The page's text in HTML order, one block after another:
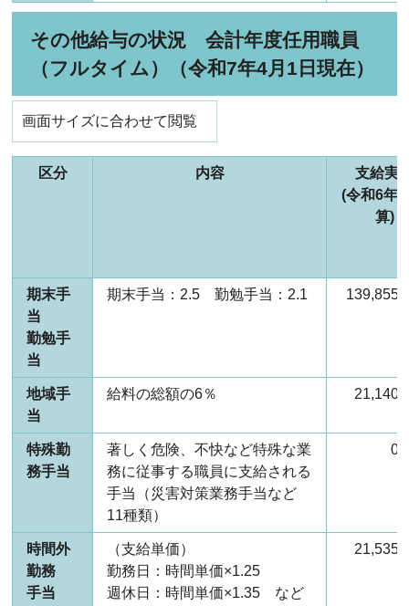
その他給与の状況 会計年度任用職員
（フルタイム）（令和7年4月1日現在）
画面サイズに合わせて閲覧
区分 内容
支給実
(令和6年
算)
期末手
当
勤勉手
当
期末手当：2.5 勤勉手当：2.1 139,855
地域手
当
給料の総額の6％ 21,140
特殊勤
務手当
著しく危険、不快など特殊な業
務に従事する職員に支給される
手当（災害対策業務手当など
11種類）
0
時間外
勤務
手当
（支給単価）
勤務日：時間単価×1.25
週休日：時間単価×1.35 など
21,535